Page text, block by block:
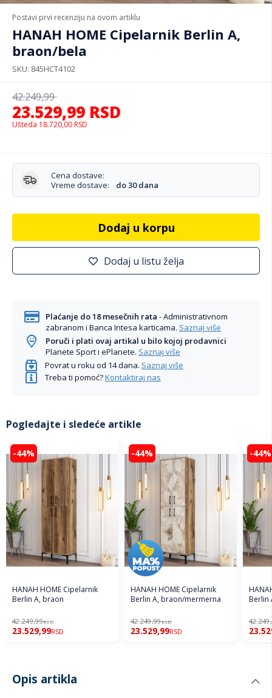
Postavi prvi recenziju na ovom artiklu
HANAH HOME Cipelarnik Berlin A,
braon/bela
SKU 845HCT4102
23.529,99 RSD
42.249,99
Ušteda 18.720,00 RSD
Cena dostave:
Vreme dostave:
do 30 dana
Dodaj u korpu
Dodaj u listu želja
Plaćanje do 18 mesečnih rata - Administrativnom
zabranom i Banca Intesa karticama. Saznaj više
Poruči i plati ovaj artikal u bilo kojoj prodavnici
Planete Sport i ePlanete. Saznaj više
Povrat u roku od 14 dana. Saznaj više
Treba ti pomoć?Kontaktiraj nas
Pogledajte i sledeće artikle
-44%
HANAH HOME Cipelarnik
Berlin A, braon
42.249,99RSD
23.529,99RSD
-44%
HANAH HOME Cipelarnik
Berlin A, braon/mermerna
42.249,99RSD
23.529,99RSD
-44%
Berlin
Opis artikla